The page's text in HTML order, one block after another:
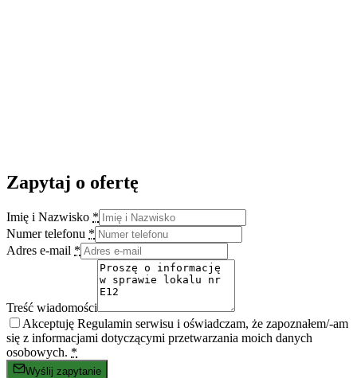
Zapytaj o ofertę
Imię i Nazwisko *
Numer telefonu *
Adres e-mail *
Treść wiadomości
Akceptuję Regulamin serwisu i oświadczam, że zapoznałem/-am
się z informacjami dotyczącymi przetwarzania moich danych
osobowych. *
Wyślij zapytanie